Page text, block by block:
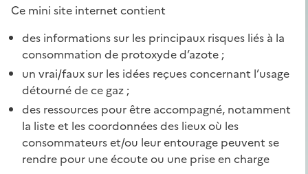
Ce mini site internet contient
des informations sur les principaux risques liés à la
consommation de protoxyde d’azote ;
un vrai/faux sur les idées reçues concernant l’usage
détourné de ce gaz ;
des ressources pour être accompagné, notamment
la liste et les coordonnées des lieux où les
consommateurs et/ou leur entourage peuvent se
rendre pour une écoute ou une prise en charge